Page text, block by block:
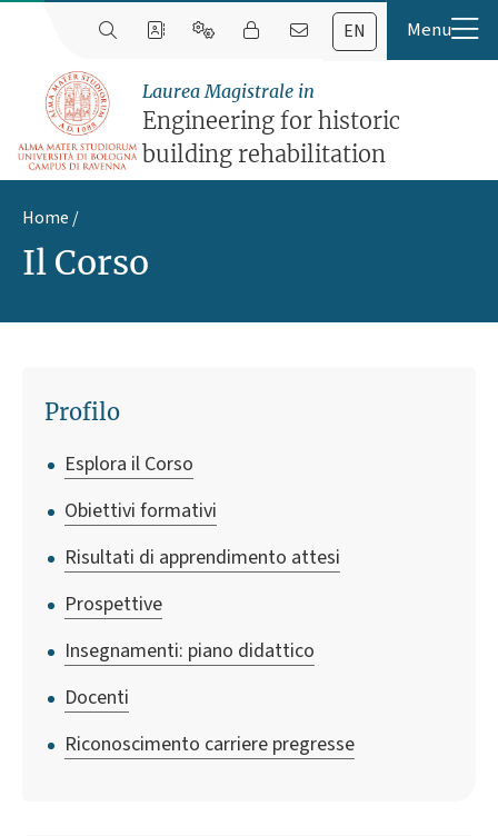
EN
Laurea Magistrale in
Engineering for historic
building rehabilitation
Home
Il Corso
Profilo
Esplora il Corso
Obiettivi formativi
Risultati di apprendimento attesi
Prospettive
Insegnamenti: piano didattico
Docenti
Riconoscimento carriere pregresse